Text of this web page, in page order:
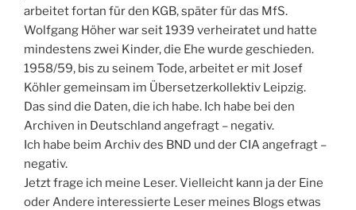
arbeitet fortan für den KGB, später für das MfS.
Wolfgang Höher war seit 1939 verheiratet und hatte
mindestens zwei Kinder, die Ehe wurde geschieden.
1958/59, bis zu seinem Tode, arbeitet er mit Josef
Köhler gemeinsam im Übersetzerkollektiv Leipzig.
Das sind die Daten, die ich habe. Ich habe bei den
Archiven in Deutschland angefragt – negativ.
Ich habe beim Archiv des BND und der CIA angefragt –
negativ.
Jetzt frage ich meine Leser. Vielleicht kann ja der Eine
oder Andere interessierte Leser meines Blogs etwas